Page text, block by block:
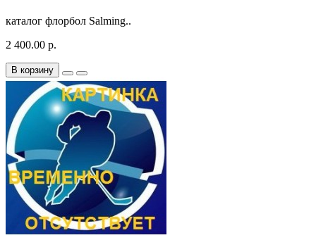
каталог флорбол Salming..
2 400.00 р.
В корзину